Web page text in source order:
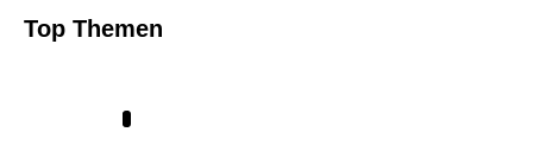
Top Themen